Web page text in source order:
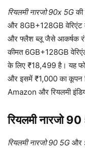
रियलमी नारजो 90x 5G
और 8GB+128GB वेरिएंट
और फ्लैश ब्लू जैसे आकर्षक
कीमत 6GB+128GB
के लिए ₹18,499 है। यह
और इसमें ₹1,000 का कूपन
Amazon और रियलमी
रियलमी नारजो
रियलमी नारजो 90 5G और